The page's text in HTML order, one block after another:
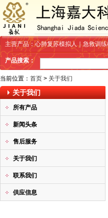
主营产品：心肺复苏模拟人｜急救训
产品搜索：
当前位置： 首页 > 关于我们
关于我们
所有产品
新闻头条
售后服务
关于我们
联系我们
供应信息